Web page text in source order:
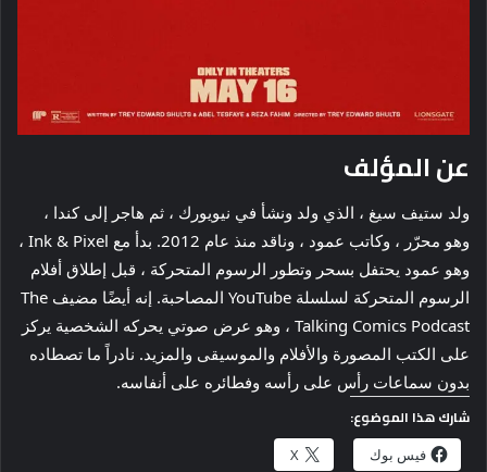
عن المؤلف
ولد ستيف سيغ ، الذي ولد ونشأ في نيويورك ، ثم هاجر إلى كندا ،
وهو محرّر ، وكاتب عمود ، وناقد منذ عام 2012. بدأ مع Ink & Pixel ،
وهو عمود يحتفل بسحر وتطور الرسوم المتحركة ، قبل إطلاق أفلام
الرسوم المتحركة لسلسلة YouTube المصاحبة. إنه أيضًا مضيف The
Talking Comics Podcast ، وهو عرض صوتي يحركه الشخصية يركز
على الكتب المصورة والأفلام والموسيقى والمزيد. نادراً ما تصطاده
بدون سماعات رأس على رأسه وفطائره على أنفاسه.
شارك هذا الموضوع:
فيس بوك X